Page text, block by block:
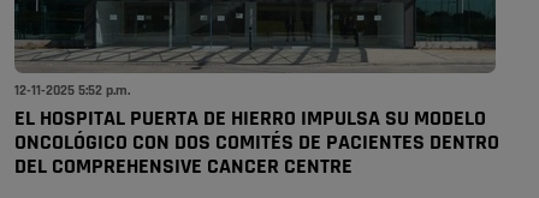
12-11-2025 5:52 p.m.
EL HOSPITAL PUERTA DE HIERRO IMPULSA SU MODELO
ONCOLÓGICO CON DOS COMITÉS DE PACIENTES DENTRO
DEL COMPREHENSIVE CANCER CENTRE